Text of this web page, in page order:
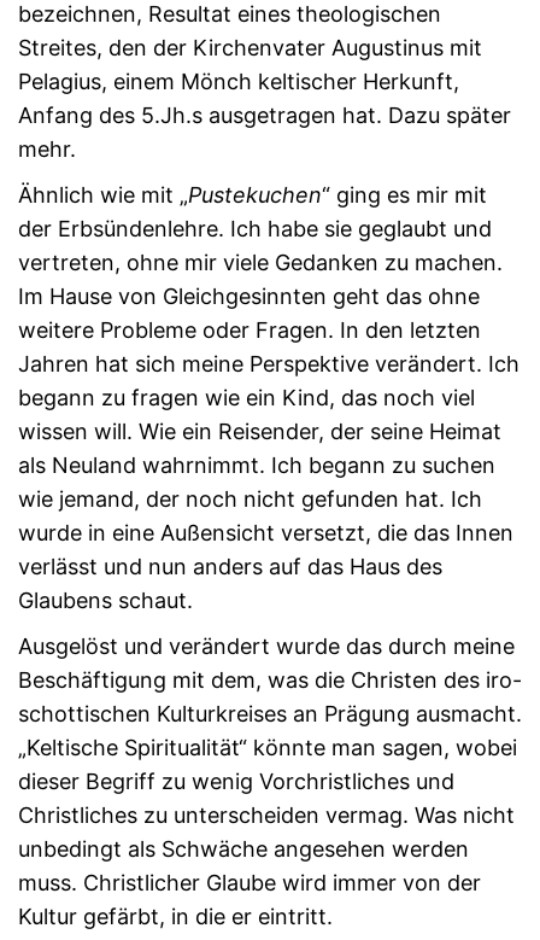
bezeichnen, Resultat eines theologischen
Streites, den der Kirchenvater Augustinus mit
Pelagius, einem Mönch keltischer Herkunft,
Anfang des 5.Jh.s ausgetragen hat. Dazu später
mehr.
Ähnlich wie mit „Pustekuchen“ ging es mir mit
der Erbsündenlehre. Ich habe sie geglaubt und
vertreten, ohne mir viele Gedanken zu machen.
Im Hause von Gleichgesinnten geht das ohne
weitere Probleme oder Fragen. In den letzten
Jahren hat sich meine Perspektive verändert. Ich
begann zu fragen wie ein Kind, das noch viel
wissen will. Wie ein Reisender, der seine Heimat
als Neuland wahrnimmt. Ich begann zu suchen
wie jemand, der noch nicht gefunden hat. Ich
wurde in eine Außensicht versetzt, die das Innen
verlässt und nun anders auf das Haus des
Glaubens schaut.
Ausgelöst und verändert wurde das durch meine
Beschäftigung mit dem, was die Christen des iro-
schottischen Kulturkreises an Prägung ausmacht.
„Keltische Spiritualität“ könnte man sagen, wobei
dieser Begriff zu wenig Vorchristliches und
Christliches zu unterscheiden vermag. Was nicht
unbedingt als Schwäche angesehen werden
muss. Christlicher Glaube wird immer von der
Kultur gefärbt, in die er eintritt.